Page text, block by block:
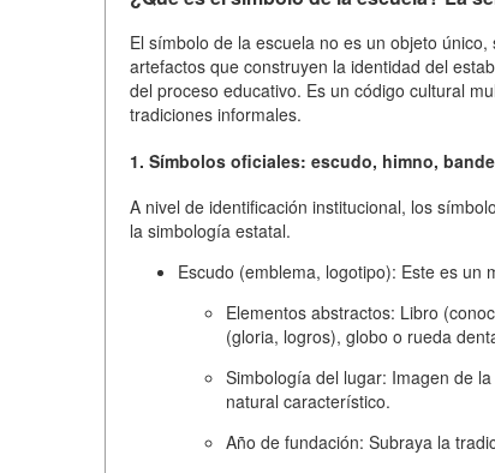
El símbolo de la escuela no es un objeto
artefactos que construyen la identidad del
del proceso educativo. Es un código cultural
tradiciones informales.
1. Símbolos oficiales: escudo, himno,
A nivel de identificación institucional, los
la simbología estatal.
Escudo (emblema, logotipo): Este es un
Elementos abstractos: Libro
(gloria, logros), globo o rueda
Simbología del lugar: Imagen de
natural característico.
Año de fundación: Subraya la